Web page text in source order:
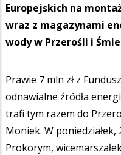
Europejskich na
wraz z magazynami
wody w Przerośli i
Prawie 7 mln zł z
odnawialne źródła
trafi tym razem do
Moniek. W poniedziałek,
Prokorym,